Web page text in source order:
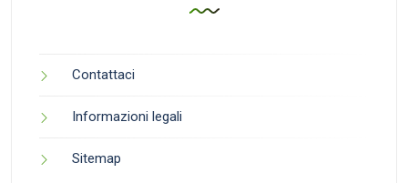
Contattaci
Informazioni legali
Sitemap